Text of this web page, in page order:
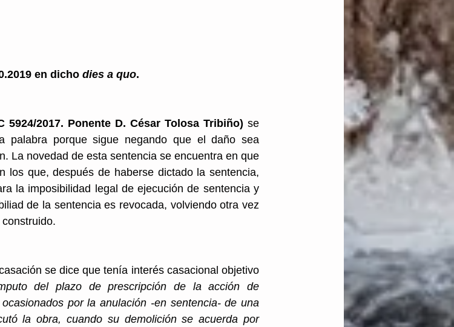
en dicho dies a quo.
5924/2017. Ponente D. César Tolosa Tribiño) se
palabra porque sigue negando que el daño sea
La novedad de esta sentencia se encuentra en que
los que, después de haberse dictado la sentencia,
la imposibilidad legal de ejecución de sentencia y
de la sentencia es revocada, volviendo otra vez
se dice que tenía interés casacional objetivo
del plazo de prescripción de la acción de
por la anulación -en sentencia- de una
la obra, cuando su demolición se acuerda por